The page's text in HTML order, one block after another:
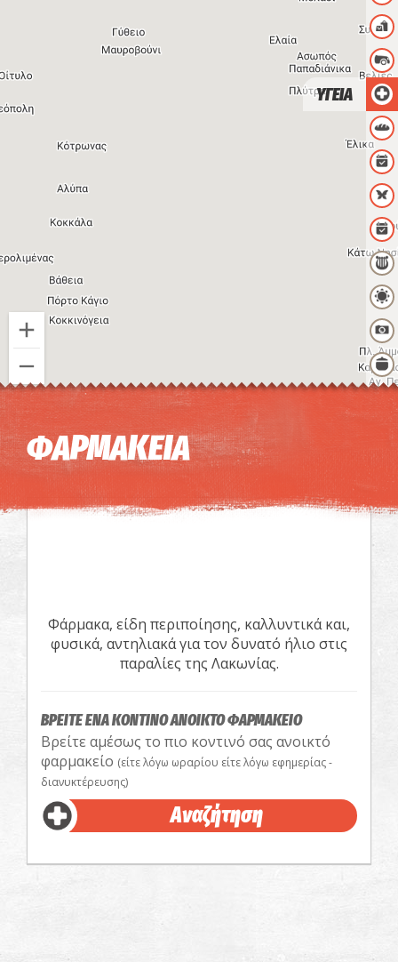
Η εικόνα ενδέχεται να υπόκειται σε πνευματικά δικαιώματα Όροι
ΥΓΕΙΑ
ΦΑΡΜΑΚΕΙΑ
Φάρμακα, είδη περιποίησης, καλλυντικά και,
φυσικά, αντηλιακά για τον δυνατό ήλιο στις
παραλίες της Λακωνίας.
ΒΡΕΙΤΕ ΕΝΑ ΚΟΝΤΙΝΟ ΑΝΟΙΚΤΟ ΦΑΡΜΑΚΕΙΟ
Βρείτε αμέσως το πιο κοντινό σας ανοικτό
φαρμακείο (είτε λόγω ωραρίου είτε λόγω εφημερίας -
διανυκτέρευσης)
Αναζήτηση